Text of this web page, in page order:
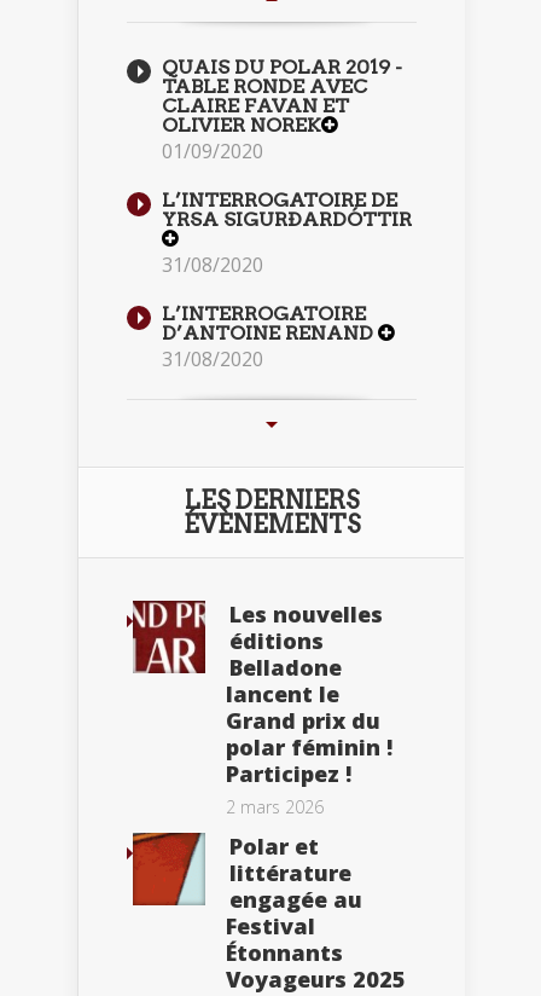
QUAIS DU POLAR 2019 -
TABLE RONDE AVEC
CLAIRE FAVAN ET
OLIVIER NOREK
01/09/2020
L’INTERROGATOIRE DE
YRSA SIGURÐARDÓTTIR
31/08/2020
L’INTERROGATOIRE
D’ANTOINE RENAND
31/08/2020
LES DERNIERS
ÉVÈNEMENTS
Les nouvelles
éditions
Belladone
lancent le
Grand prix du
polar féminin !
Participez !
2 mars 2026
Polar et
littérature
engagée au
Festival
Étonnants
Voyageurs 2025